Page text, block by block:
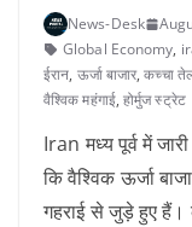
News-Desk
Global Economy,
ईरान, ऊर्जा बाजार,कच्चा
वैश्विक महंगाई,होर्मुज स्ट्रेट
Iran मध्य पूर्व में
कि वैश्विक ऊर्जा
गहराई से जुड़े हुए